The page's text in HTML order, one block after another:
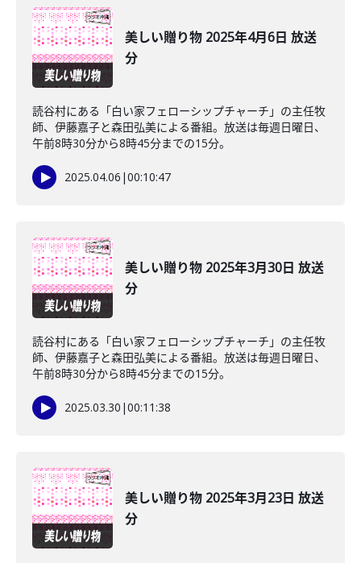
美しい贈り物 2025年4月6日 放送
分
読谷村にある「白い家フェローシップチャーチ」の主任牧
師、伊藤嘉子と森田弘美による番組。放送は毎週日曜日、
午前8時30分から8時45分までの15分。
2025.04.06 |00:10:47
美しい贈り物 2025年3月30日 放送
分
読谷村にある「白い家フェローシップチャーチ」の主任牧
師、伊藤嘉子と森田弘美による番組。放送は毎週日曜日、
午前8時30分から8時45分までの15分。
2025.03.30 |00:11:38
美しい贈り物 2025年3月23日 放送
分